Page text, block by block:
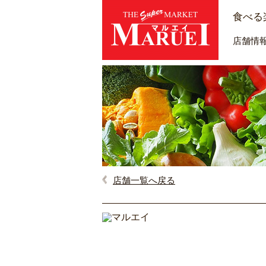
食べる
店舗情
店舗一覧へ戻る